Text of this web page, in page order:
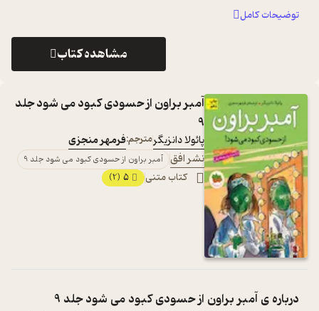
طوطی فقط یک ...
توضیحات کامل
مشاهده کتاب
آمبر براون از حسودی کبود می شود جلد
9
پائولا دانزیگرمترجم:فرمهر منجزی
نشر افق آمبر براون از حسودی کبود می شود جلد 9
کتاب متنی 5
(2)
درباره ی آمبر براون از حسودی کبود می شود جلد 9